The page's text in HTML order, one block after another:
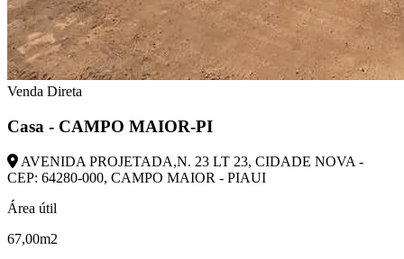
Venda Direta
Casa - CAMPO MAIOR-PI
AVENIDA PROJETADA,N. 23 LT 23, CIDADE NOVA -
CEP: 64280-000, CAMPO MAIOR - PIAUI
Área útil
67,00m2